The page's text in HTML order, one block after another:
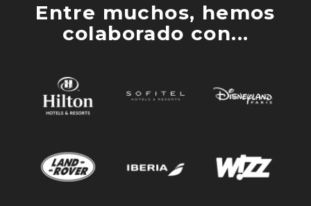
Entre muchos, hemos
colaborado con...